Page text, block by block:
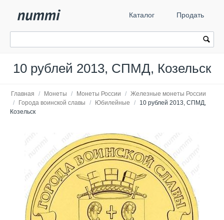
Каталог Продать
10 рублей 2013, СПМД, Козельск
Главная / Монеты / Монеты России / Железные монеты России
/
Города воинской славы / Юбилейные /
10 рублей 2013, СПМД,
Козельск